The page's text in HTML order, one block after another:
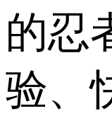
的忍
验、